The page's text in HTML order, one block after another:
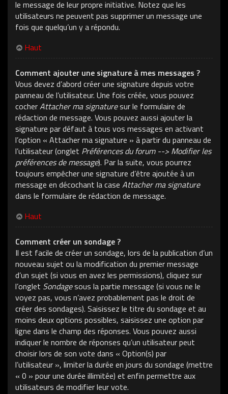
le message de leur propre initiative. Notez que les
utilisateurs ne peuvent pas supprimer un message une
fois que quelqu’un y a répondu.
Haut
Comment ajouter une signature à mes messages ?
Vous devez d’abord créer une signature depuis votre
panneau de l’utilisateur. Une fois créée, vous pouvez
cocherAttacher ma signaturesur le formulaire de
rédaction de message. Vous pouvez aussi ajouter la
signature par défaut à tous vos messages en activant
l’option « Attacher ma signature » à partir du panneau de
l’utilisateur (onglet Préférences du forum --> Modifier les
préférences de message). Par la suite, vous pourrez
toujours empêcher une signature d’être ajoutée à un
message en décochant la case Attacher ma signature
dans le formulaire de rédaction de message.
Haut
Comment créer un sondage ?
Il est facile de créer un sondage, lors de la publication d’un
nouveau sujet ou la modification du premier message
d’un sujet (si vous en avez les permissions), cliquez sur
l’onglet Sondagesous la partie message (si vous ne le
voyez pas, vous n’avez probablement pas le droit de
créer des sondages). Saisissez le titre du sondage et au
moins deux options possibles, saisissez une option par
ligne dans le champ des réponses. Vous pouvez aussi
indiquer le nombre de réponses qu’un utilisateur peut
choisir lors de son vote dans « Option(s) par
l’utilisateur », limiter la durée en jours du sondage (mettre
« 0 » pour une durée illimitée) et enfin permettre aux
utilisateurs de modifier leur vote.